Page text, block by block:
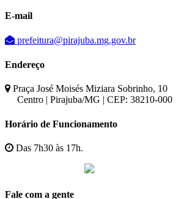
E-mail
prefeitura@pirajuba.mg.gov.br
Endereço
Praça José Moisés Miziara Sobrinho, 10
Centro | Pirajuba/MG | CEP: 38210-000
Horário de Funcionamento
Das 7h30 às 17h.
Fale com a gente